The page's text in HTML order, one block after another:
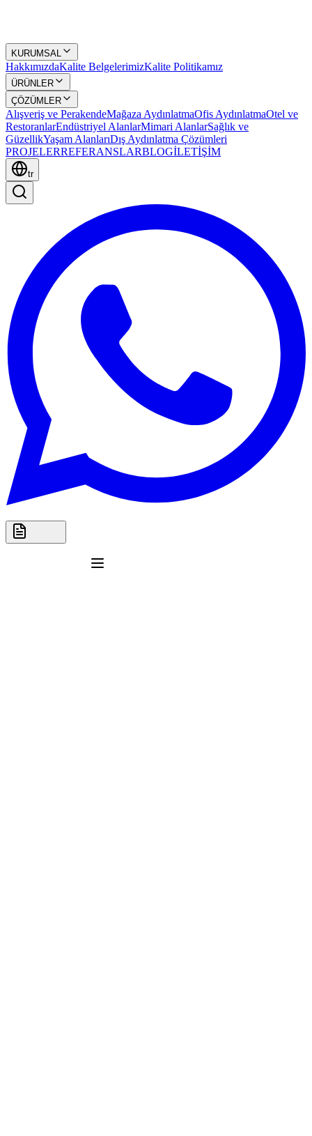
KURUMSAL
HakkımızdaKalite BelgelerimizKalite Politikamız
ÜRÜNLER
ÇÖZÜMLER
Alışveriş ve PerakendeMağaza AydınlatmaOfis AydınlatmaOtel ve
RestoranlarEndüstriyel AlanlarMimari AlanlarSağlık ve
GüzellikYaşam AlanlarıDış Aydınlatma Çözümleri
PROJELERREFERANSLARBLOGİLETİŞİM
tr